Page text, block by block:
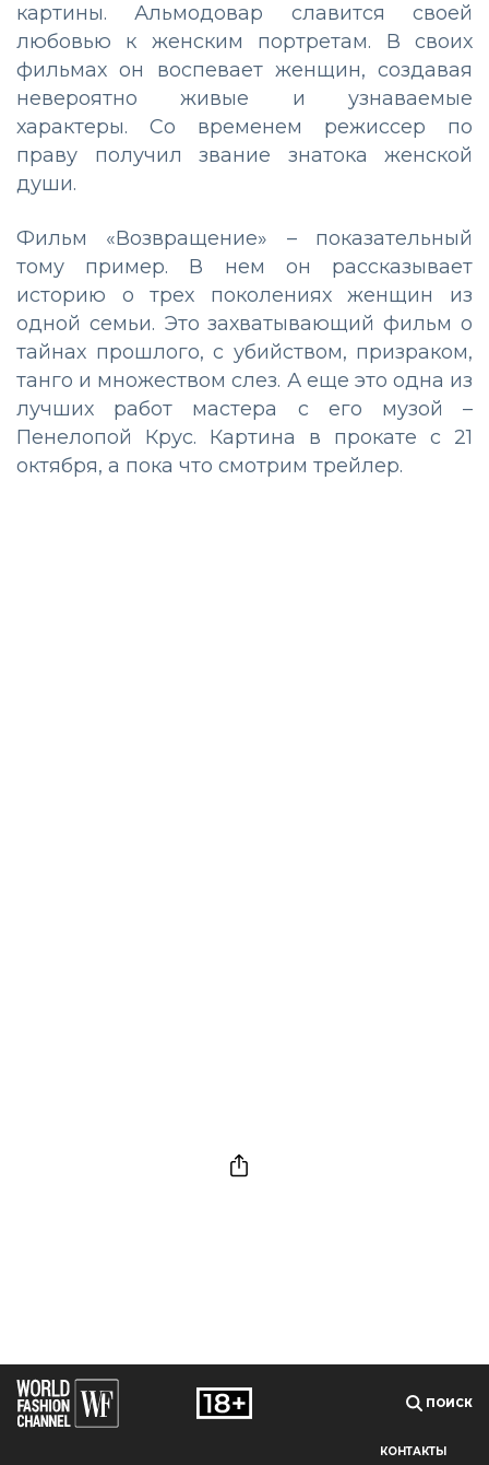
картины. Альмодовар славится своей
любовью к женским портретам. В своих
фильмах он воспевает женщин, создавая
невероятно живые и узнаваемые
характеры. Со временем режиссер по
праву получил звание знатока женской
души.
Фильм «Возвращение» – показательный
тому пример. В нем он рассказывает
историю о трех поколениях женщин из
одной семьи. Это захватывающий фильм о
тайнах прошлого, с убийством, призраком,
танго и множеством слез. А еще это одна из
лучших работ мастера с его музой –
Пенелопой Крус. Картина в прокате с 21
октября, а пока что смотрим трейлер.
ПОИСК
КОНТАКТЫ